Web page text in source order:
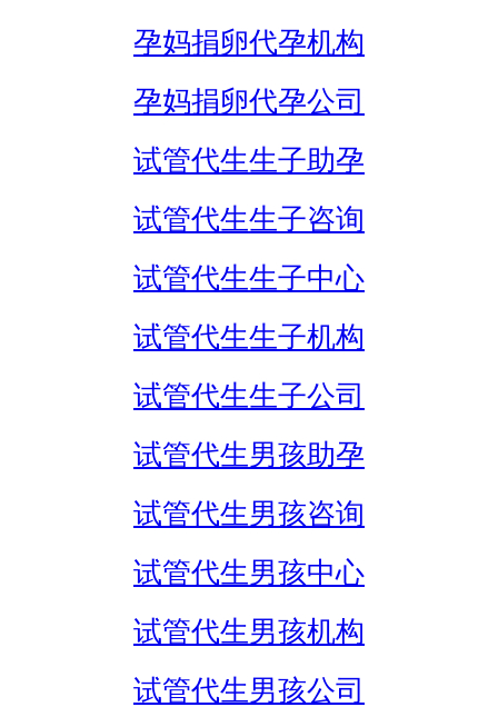
孕妈捐卵代孕机构
孕妈捐卵代孕公司
试管代生生子助孕
试管代生生子咨询
试管代生生子中心
试管代生生子机构
试管代生生子公司
试管代生男孩助孕
试管代生男孩咨询
试管代生男孩中心
试管代生男孩机构
试管代生男孩公司